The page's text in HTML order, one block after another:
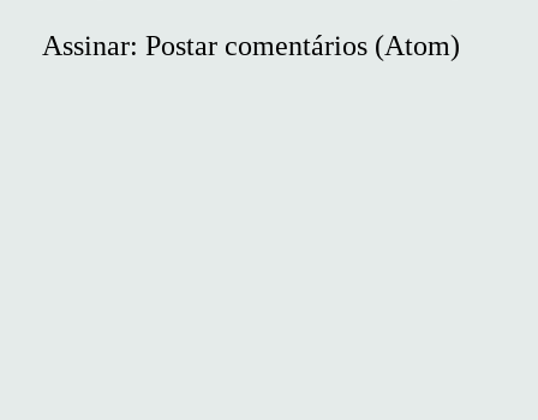
Assinar: Postar comentários (Atom)